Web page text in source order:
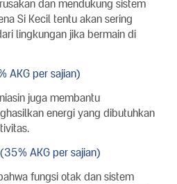
dan mendukung sistem
Si Kecil tentu akan sering
lingkungan jika bermain di
AKG per sajian)
juga membantu
energi yang dibutuhkan
AKG per sajian)
fungsi otak dan sistem